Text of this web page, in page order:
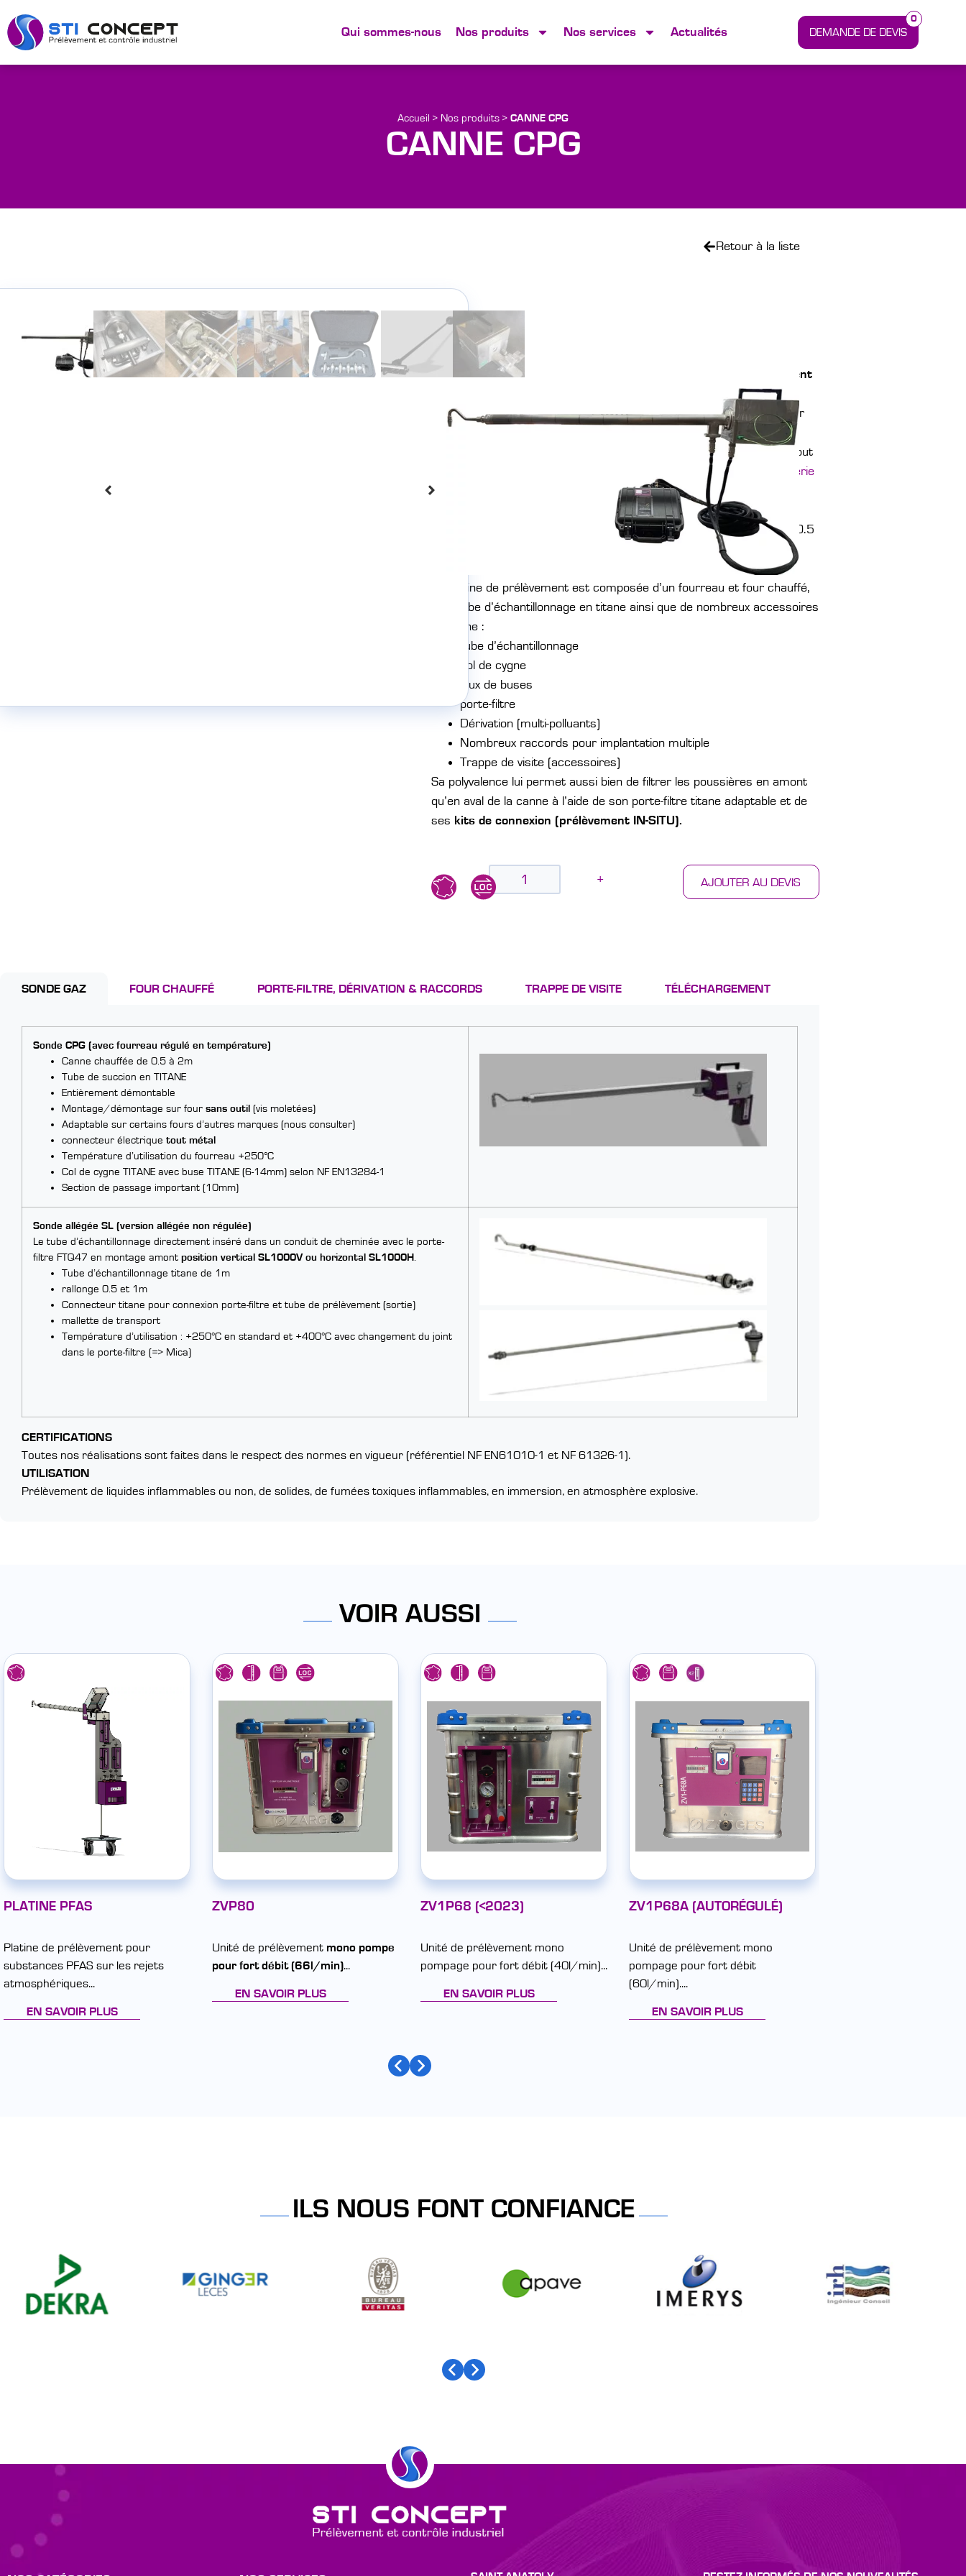
Qui sommes-nous Nos produits Nos services Actualités
0
Accueil > Nos produits > CANNE CPG
CANNE CPG
Retour à la liste
CANNE CPG
Canne de prélèvement avec éléments en titane pour le prélèvement
La nouvelle canne de prélèvement de la série CPG permet de prélever
les PM et les micropolluants sur les conduites selonles méthodes
Sa polyvalence favorise son utilisation avec tout
série ZVP80
série
ZV1-P68
. Légère et maniable, sa conception simple et robuste vous
permettra de travailler sereinement sur tout type de cheminée
industrielle. Plusieurs longueurs sont disponibles dans la gamme de 0.5
La chaine de prélèvement est composée d’un fourreau et four chauffé,
d’un tube d’échantillonnage en titane ainsi que de nombreux accessoires
en titane :
tube d’échantillonnage
col de cygne
jeux de buses
porte-filtre
Dérivation (multi-polluants)
Nombreux raccords pour implantation multiple
Trappe de visite (accessoires)
Sa polyvalence lui permet aussi bien de filtrer les poussières en amont
qu’en aval de la canne à l’aide de son porte-filtre titane adaptable et de
ses kits de connexion (prélèvement IN-SITU).
- + AJOUTER AU DEVIS
SONDE GAZ FOUR CHAUFFÉ PORTE-FILTRE, DÉRIVATION & RACCORDS TRAPPE DE VISITE TÉLÉCHARGEMENT
Sonde CPG (avec fourreau régulé en température)
Canne chauffée de 0.5 à 2m
Tube de succion en TITANE
Entièrement démontable
Montage/démontage sur four sans outil (vis moletées)
Adaptable sur certains fours d’autres marques (nous consulter)
connecteur électrique tout métal
Température d’utilisation du fourreau +250°C
Col de cygne TITANE avec buse TITANE (6-14mm) selon NF EN13284-1
Section de passage important (10mm)
Sonde allégée SL (version allégée non régulée)
Le tube d’échantillonnage directement inséré dans un conduit de cheminée avec le porte-
filtre FTQ47 en montage amont position vertical SL1000V ou horizontal SL1000H.
Tube d’échantillonnage titane de 1m
rallonge 0.5 et 1m
Connecteur titane pour connexion porte-filtre et tube de prélèvement (sortie)
mallette de transport
Température d’utilisation : +250°C en standard et +400°C avec changement du joint
dans le porte-filtre (=> Mica)
CERTIFICATIONS
Toutes nos réalisations sont faites dans le respect des normes en vigueur (référentiel NF EN61010-1 et NF 61326-1).
UTILISATION
Prélèvement de liquides inflammables ou non, de solides, de fumées toxiques inflammables, en immersion, en atmosphère explosive.
VOIR AUSSI
PLATINE PFAS
Platine de prélèvement pour
substances PFAS sur les rejets
atmosphériques...
EN SAVOIR PLUS
ZVP80
Unité de prélèvement mono pompe
pour fort débit (66l/min)...
EN SAVOIR PLUS
ZV1P68 (<2023)
Unité de prélèvement mono
pompage pour fort débit (40l/min)...
EN SAVOIR PLUS
ZV1P68A (AUTORÉGULÉ)
Unité de prélèvement mono
pompage pour fort débit
(60l/min)....
EN SAVOIR PLUS
ILS NOUS FONT CONFIANCE